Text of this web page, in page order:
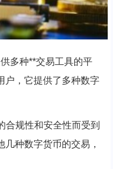
多种**交易工具的平
户，它提供了多种数字
合规性和安全性而受到
种数字货币的交易，